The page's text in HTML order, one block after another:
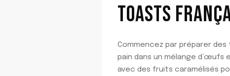
TOASTS
Commencez par préparer
pain dans un mélange d’œufs
avec des fruits caramélisés